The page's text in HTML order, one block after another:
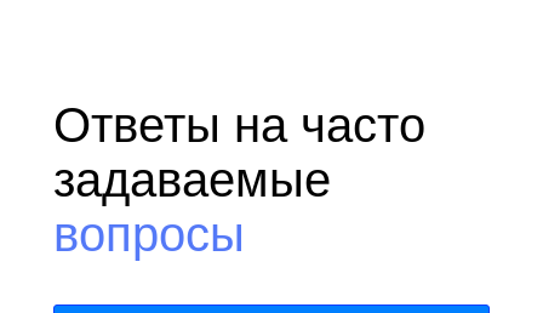
Ответы на часто
задаваемые
вопросы